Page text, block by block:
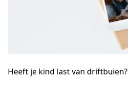
Heeft je kind last van driftbuien?